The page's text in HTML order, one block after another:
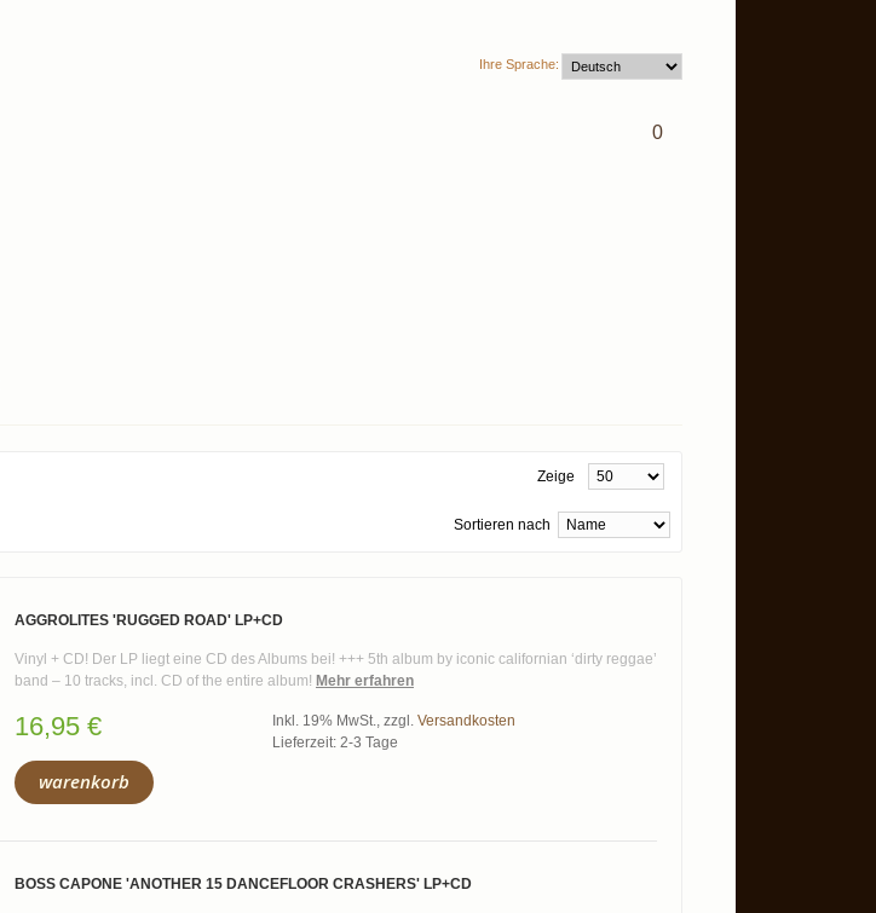
Ihre Sprache:
0
Zeige
Sortieren nach
AGGROLITES 'RUGGED ROAD' LP+CD
Vinyl + CD! Der LP liegt eine CD des Albums bei! +++ 5th album by iconic californian ‘dirty reggae’
band – 10 tracks, incl. CD of the entire album! Mehr erfahren
16,95 € Inkl. 19% MwSt., zzgl. Versandkosten
Lieferzeit: 2-3 Tage
warenkorb
BOSS CAPONE 'ANOTHER 15 DANCEFLOOR CRASHERS' LP+CD